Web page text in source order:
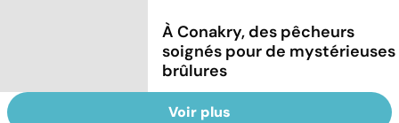
À Conakry, des pêcheurs
soignés pour de mystérieuses
brûlures
Voir plus